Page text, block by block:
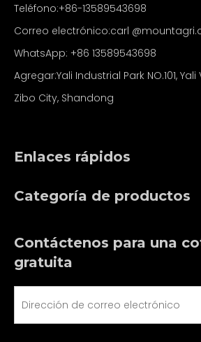
Teléfono:+86-13589543698
Correo electrónico:carl
WhatsApp: +86 13589543698
Agregar:Yali Industrial Park NO.101,
Zibo City, Shandong
Enlaces rápidos
Categoría de productos
Contáctenos para una
gratuita